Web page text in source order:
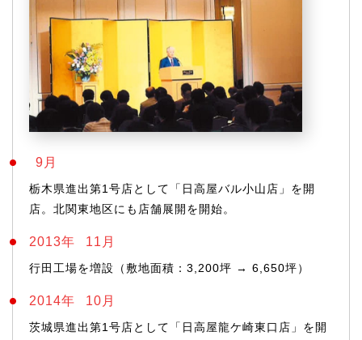
9月
栃木県進出第1号店として「日高屋バル小山店」を開
店。北関東地区にも店舗展開を開始。
2013年 11月
行田工場を増設（敷地面積：3,200坪 → 6,650坪）
2014年 10月
茨城県進出第1号店として「日高屋龍ケ崎東口店」を開